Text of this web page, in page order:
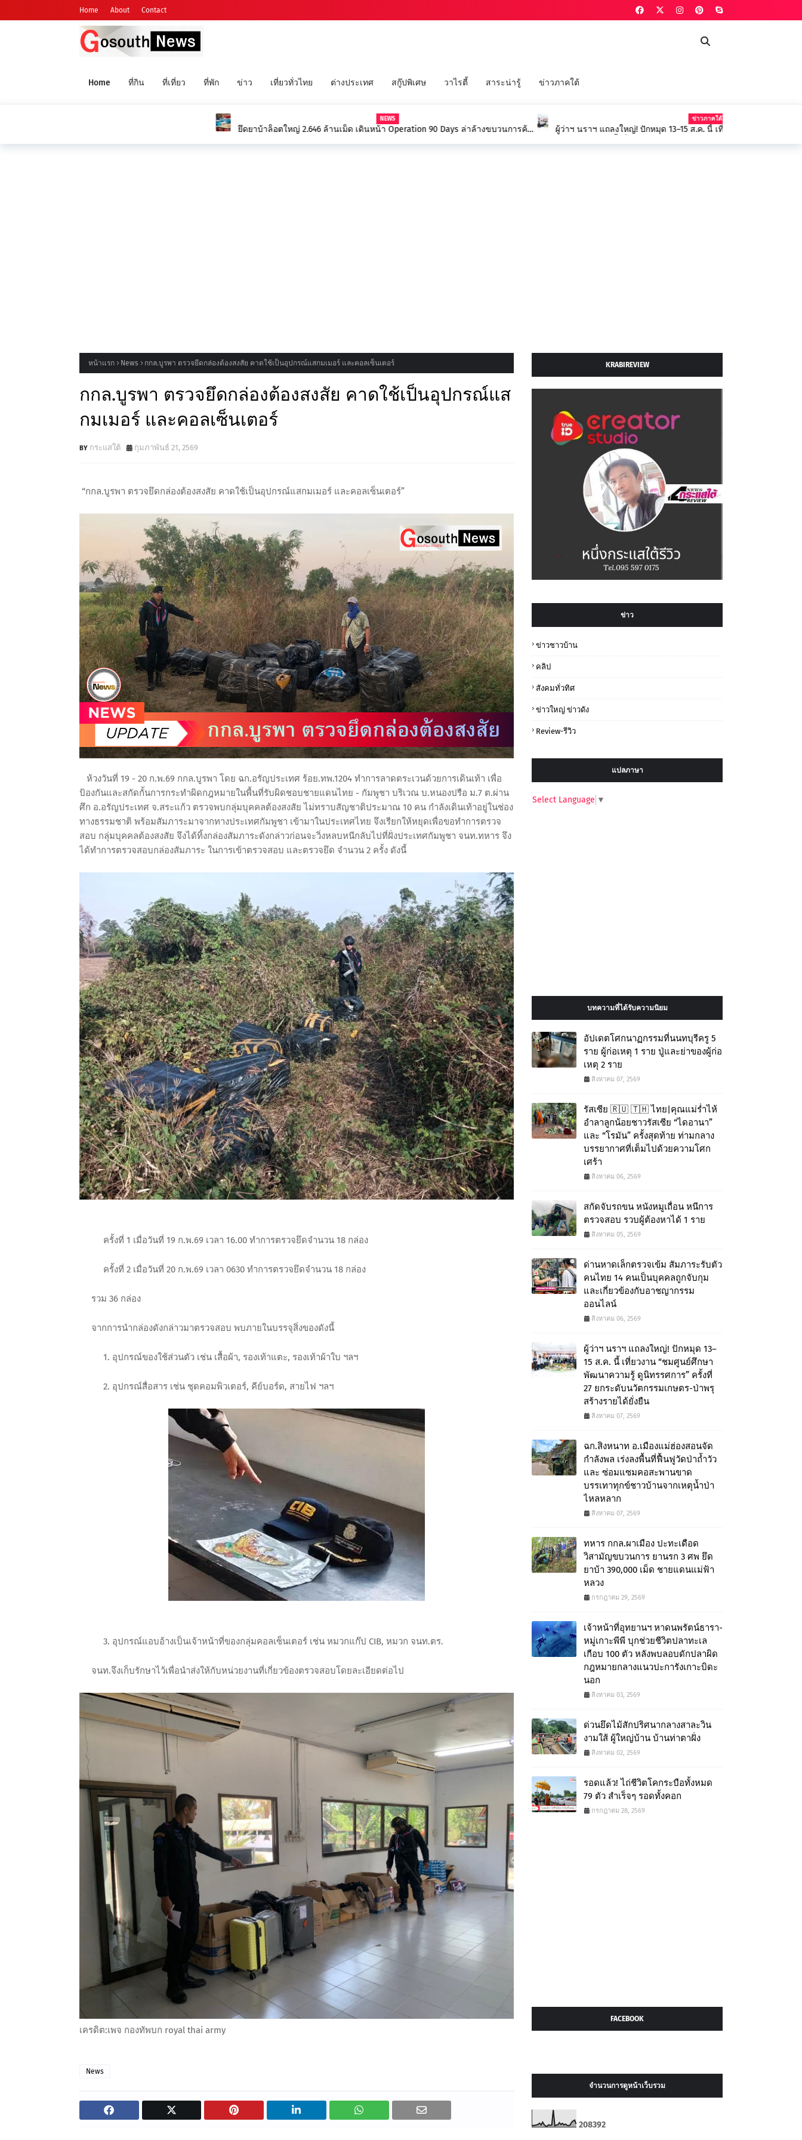
Home About Contact
Home ที่กิน ที่เที่ยว ที่พัก ข่าว เที่ยวทั่วไทย ต่างประเทศ สกู๊ปพิเศษ วาไรตี้ สาระน่ารู้ ข่าวภาคใต้
ยึดยาบ้าล็อตใหญ่ 2.646 ล้านเม็ด เดินหน้า Operation 90 Days ล่าล้างขบวนการค้า
ผู้ว่าฯ นราฯ แถลงใหญ่! ปักหมุด 13–15 ส.ค. นี้ เที่ยวงาน “ชมศูนย์ศึกษา พัฒนาความรู้
หน้าแรก News กกล.บูรพา ตรวจยึดกล่องต้องสงสัย คาดใช้เป็นอุปกรณ์แสกมเมอร์ และคอลเซ็นเตอร์
กกล.บูรพา ตรวจยึดกล่องต้องสงสัย คาดใช้เป็นอุปกรณ์แส
กมเมอร์ และคอลเซ็นเตอร์
กระแสใต้ กุมภาพันธ์ 21, 2569
“กกล.บูรพา ตรวจยึดกล่องต้องสงสัย คาดใช้เป็นอุปกรณ์แสกมเมอร์ และคอลเซ็นเตอร์”
ห้วงวันที่ 19 - 20 ก.พ.69 กกล.บูรพา โดย ฉก.อรัญประเทศ ร้อย.ทพ.1204 ทำการลาดตระเวนด้วยการเดินเท้า เพื่อ
ป้องกันและสกัดกั้นการกระทำผิดกฎหมายในพื้นที่รับผิดชอบชายแดนไทย - กัมพูชา บริเวณ บ.หนองปรือ ม.7 ต.ผ่าน
ศึก อ.อรัญประเทศ จ.สระแก้ว ตรวจพบกลุ่มบุคคลต้องสงสัย ไม่ทราบสัญชาติประมาณ 10 คน กำลังเดินเท้าอยู่ในช่อง
ทางธรรมชาติ พร้อมสัมภาระมาจากทางประเทศกัมพูชา เข้ามาในประเทศไทย จึงเรียกให้หยุดเพื่อขอทำการตรวจ
สอบ กลุ่มบุคคลต้องสงสัย จึงได้ทิ้งกล่องสัมภาระดังกล่าวก่อนจะวิ่งหลบหนีกลับไปที่ฝั่งประเทศกัมพูชา จนท.ทหาร จึง
ได้ทำการตรวจสอบกล่องสัมภาระ ในการเข้าตรวจสอบ และตรวจยึด จำนวน 2 ครั้ง ดังนี้
ครั้งที่ 1 เมื่อวันที่ 19 ก.พ.69 เวลา 16.00 ทำการตรวจยึดจำนวน 18 กล่อง
ครั้งที่ 2 เมื่อวันที่ 20 ก.พ.69 เวลา 0630 ทำการตรวจยึดจำนวน 18 กล่อง
รวม 36 กล่อง
จากการนำกล่องดังกล่าวมาตรวจสอบ พบภายในบรรจุสิ่งของดังนี้
1. อุปกรณ์ของใช้ส่วนตัว เช่น เสื้อผ้า, รองเท้าแตะ, รองเท้าผ้าใบ ฯลฯ
2. อุปกรณ์สื่อสาร เช่น ชุดคอมพิวเตอร์, คีย์บอร์ด, สายไฟ ฯลฯ
3. อุปกรณ์แอบอ้างเป็นเจ้าหน้าที่ของกลุ่มคอลเซ็นเตอร์ เช่น หมวกแก๊ป CIB, หมวก จนท.ตร.
จนท.จึงเก็บรักษาไว้เพื่อนำส่งให้กับหน่วยงานที่เกี่ยวข้องตรวจสอบโดยละเอียดต่อไป
เครดิต:เพจ กองทัพบก royal thai army
News
KRABIREVIEW
ข่าว
ข่าวชาวบ้าน
คลิป
สังคมทั่วทิศ
ข่าวใหญ่ ข่าวดัง
Review-รีวิว
แปลภาษา
Select Language ▼
บทความที่ได้รับความนิยม
อัปเดตโศกนาฏกรรมที่นนทบุรีครู 5
ราย ผู้ก่อเหตุ 1 ราย ปู่และย่าของผู้ก่อ
เหตุ 2 ราย
สิงหาคม 07, 2569
รัสเซีย 🇷🇺 🇹🇭 ไทย|คุณแม่ร่ำไห้
อำลาลูกน้อยชาวรัสเซีย “ไดอานา”
และ “โรมัน” ครั้งสุดท้าย ท่ามกลาง
บรรยากาศที่เต็มไปด้วยความโศก
เศร้า
สิงหาคม 06, 2569
สกัดจับรถขน หนังหมูเถื่อน หนีการ
ตรวจสอบ รวบผู้ต้องหาได้ 1 ราย
สิงหาคม 05, 2569
ด่านหาดเล็กตรวจเข้ม สัมภาระรับตัว
คนไทย 14 คนเป็นบุคคลถูกจับกุม
และเกี่ยวข้องกับอาชญากรรม
ออนไลน์
สิงหาคม 06, 2569
ผู้ว่าฯ นราฯ แถลงใหญ่! ปักหมุด 13–
15 ส.ค. นี้ เที่ยวงาน “ชมศูนย์ศึกษา
พัฒนาความรู้ ดูนิทรรศการ” ครั้งที่
27 ยกระดับนวัตกรรมเกษตร-ป่าพรุ
สร้างรายได้ยั่งยืน
สิงหาคม 07, 2569
ฉก.สิงหนาท อ.เมืองแม่ฮ่องสอนจัด
กำลังพล เร่งลงพื้นที่ฟื้นฟูวัดป่าถ้ำวัว
และ ซ่อมแซมคอสะพานขาด
บรรเทาทุกข์ชาวบ้านจากเหตุน้ำป่า
ไหลหลาก
สิงหาคม 07, 2569
ทหาร กกล.ผาเมือง ปะทะเดือด
วิสามัญขบวนการ ยานรก 3 ศพ ยึด
ยาบ้า 390,000 เม็ด ชายแดนแม่ฟ้า
หลวง
กรกฎาคม 29, 2569
เจ้าหน้าที่อุทยานฯ หาดนพรัตน์ธารา-
หมู่เกาะพีพี บุกช่วยชีวิตปลาทะเล
เกือบ 100 ตัว หลังพบลอบดักปลาผิด
กฎหมายกลางแนวปะการังเกาะบิดะ
นอก
สิงหาคม 03, 2569
ด่วนยึดไม้สักปริศนากลางสาละวิน
งามใส้ ผู้ใหญ่บ้าน บ้านท่าตาฝั่ง
สิงหาคม 02, 2569
รอดแล้ว! ไถ่ชีวิตโคกระบือทั้งหมด
79 ตัว สำเร็จๆ รอดทั้งคอก
กรกฎาคม 28, 2569
FACEBOOK
จำนวนการดูหน้าเว็บรวม
208392